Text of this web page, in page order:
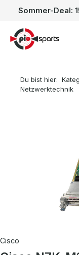
Zum Hauptinhalt
Du bist hier:
Netzwerktechnik
Cisco